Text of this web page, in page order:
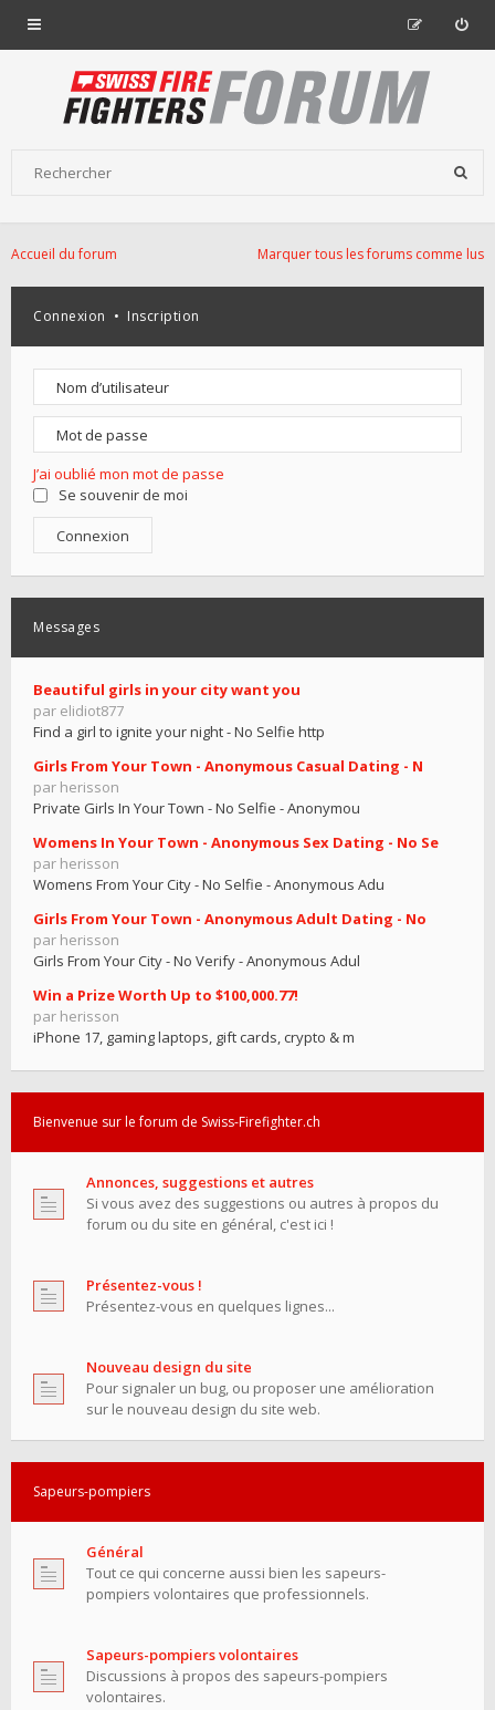
Accueil du forum Marquer tous les forums comme lus
Connexion • Inscription
J’ai oublié mon mot de passe
Se souvenir de moi
Messages
Beautiful girls in your city want you
par elidiot877
Find a girl to ignite your night - No Selfie http
Girls From Your Town - Anonymous Casual Dating - N
par herisson
Private Girls In Your Town - No Selfie - Anonymou
Womens In Your Town - Anonymous Sex Dating - No Se
par herisson
Womens From Your City - No Selfie - Anonymous Adu
Girls From Your Town - Anonymous Adult Dating - No
par herisson
Girls From Your City - No Verify - Anonymous Adul
Win a Prize Worth Up to $100,000.77!
par herisson
iPhone 17, gaming laptops, gift cards, crypto & m
Bienvenue sur le forum de Swiss-Firefighter.ch
Annonces, suggestions et autres
Si vous avez des suggestions ou autres à propos du
forum ou du site en général, c'est ici !
Présentez-vous !
Présentez-vous en quelques lignes...
Nouveau design du site
Pour signaler un bug, ou proposer une amélioration
sur le nouveau design du site web.
Sapeurs-pompiers
Général
Tout ce qui concerne aussi bien les sapeurs-
pompiers volontaires que professionnels.
Sapeurs-pompiers volontaires
Discussions à propos des sapeurs-pompiers
volontaires.